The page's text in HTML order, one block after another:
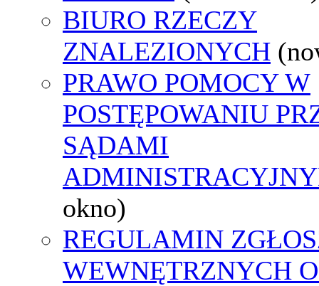
BIURO RZECZY
ZNALEZIONYCH
PRAWO POMOCY W
POSTĘPOWANIU
SĄDAMI
okno)
REGULAMIN
WEWNĘTRZNYCH